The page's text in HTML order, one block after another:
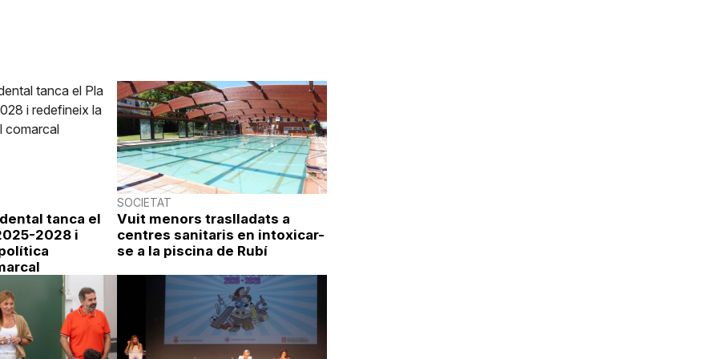
tanca el
2028 i
SOCIETAT
Vuit menors traslladats a
centres sanitaris en intoxicar-
se a la piscina de Rubí